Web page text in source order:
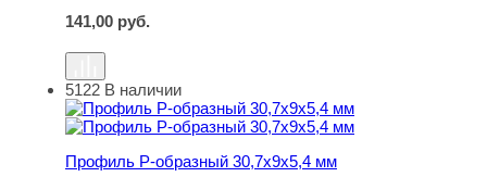
141,00 руб.
Профиль Р-образный 30,7х9х5,4 мм
5122 В наличии
Профиль Р-образный 30,7х9х5,4 мм